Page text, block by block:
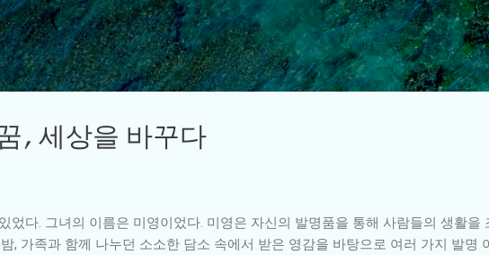
기본 콘텐츠로 건너뛰기
, 세상을 바꾸다
었다. 그녀의 이름은 미영이었다. 미영은 자신의 발명품을 통해 사람들의 생활을
, 가족과 함께 나누던 소소한 담소 속에서 받은 영감을 바탕으로 여러 가지 발명